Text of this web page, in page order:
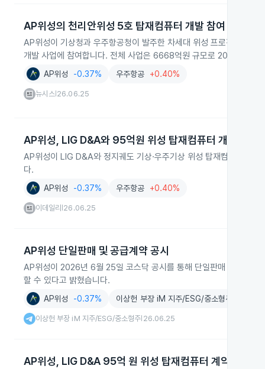
AP위성의 천리안위성 5호 탑재컴퓨터 개발 참여
AP위성이 기상청과 우주항공청이 발주한 차세대 위성 프로젝트의
개발 사업에 참여합니다. 전체 사업은 6668억원 규모로 2028년 5월
AP위성 -0.37% 우주항공 +0.40%
뉴시스 26.06.25
AP위성, LIG D&A와 95억원 위성 탑재컴퓨터 개발 계약
AP위성이 LIG D&A와 정지궤도 기상·우주기상 위성 탑재컴퓨터 개
다.
AP위성 -0.37% 우주항공 +0.40%
이데일리 26.06.25
AP위성 단일판매 및 공급계약 공시
AP위성이 2026년 6월 25일 코스닥 공시를 통해 단일판매 및 공급계
할 수 있다고 밝혔습니다.
AP위성 -0.37% 이상헌 부장 iM 지주/ESG/중소형주
이상헌 부장 iM 지주/ESG/중소형주 26.06.25
AP위성, LIG D&A 95억 원 위성 탑재컴퓨터 계약